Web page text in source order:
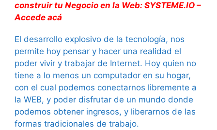
construir tu Negocio en la Web: SYSTEME.IO –
Accede acá
El desarrollo explosivo de la tecnología, nos
permite hoy pensar y hacer una realidad el
poder vivir y trabajar de Internet. Hoy quien no
tiene a lo menos un computador en su hogar,
con el cual podemos conectarnos libremente a
la WEB, y poder disfrutar de un mundo donde
podemos obtener ingresos, y liberarnos de las
formas tradicionales de trabajo.